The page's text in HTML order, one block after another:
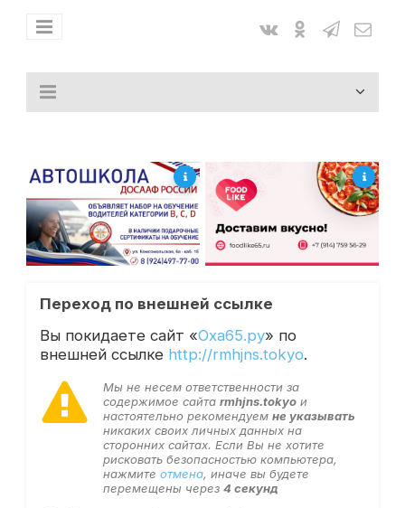
Переход по внешней ссылке
Вы покидаете сайт «Оха65.ру» по
внешней ссылке http://rmhjns.tokyo.
Мы не несем ответственности за
содержимое сайта rmhjns.tokyoи
настоятельно рекомендуем не указывать
никаких своих личных данных на
сторонних сайтах. Если Вы не хотите
рисковать безопасностью компьютера,
нажмите отмена, иначе вы будете
перемещены через 4 секунд